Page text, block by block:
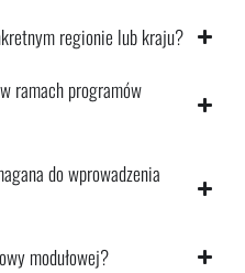
regionie lub kraju?
ramach programów
do wprowadzenia
modułowej?